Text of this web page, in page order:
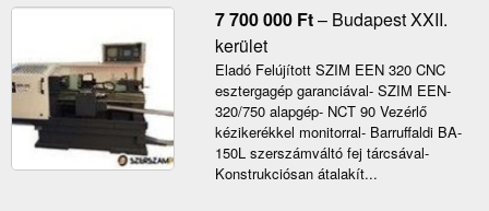
7 700 000 Ft– Budapest XXII.
kerület
Eladó Felújított SZIM EEN 320 CNC
esztergagép garanciával- SZIM EEN-
320/750 alapgép- NCT 90 Vezérlő
kézikerékkel monitorral- Barruffaldi BA-
150L szerszámváltó fej tárcsával-
Konstrukciósan átalakít...